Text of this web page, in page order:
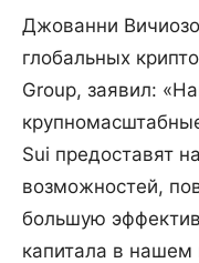
Джованни
глобальных
Group, заявил:
Sui предоставят
возможностей,
большую
капитала в